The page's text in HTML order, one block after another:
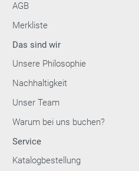
AGB
Merkliste
Das sind wir
Unsere Philosophie
Nachhaltigkeit
Unser Team
Warum bei uns buchen?
Service
Katalogbestellung